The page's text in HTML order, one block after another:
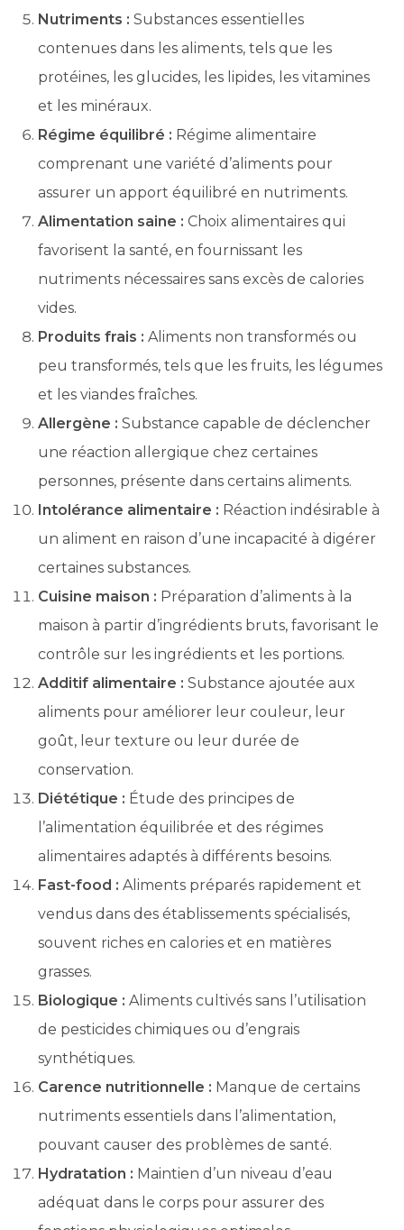
Nutriments : Substances essentielles
contenues dans les aliments, tels que les
protéines, les glucides, les lipides, les vitamines
et les minéraux.
Régime équilibré : Régime alimentaire
comprenant une variété d’aliments pour
assurer un apport équilibré en nutriments.
Alimentation saine : Choix alimentaires qui
favorisent la santé, en fournissant les
nutriments nécessaires sans excès de calories
vides.
Produits frais : Aliments non transformés ou
peu transformés, tels que les fruits, les légumes
et les viandes fraîches.
Allergène : Substance capable de déclencher
une réaction allergique chez certaines
personnes, présente dans certains aliments.
Intolérance alimentaire : Réaction indésirable à
un aliment en raison d’une incapacité à digérer
certaines substances.
Cuisine maison : Préparation d’aliments à la
maison à partir d’ingrédients bruts, favorisant le
contrôle sur les ingrédients et les portions.
Additif alimentaire : Substance ajoutée aux
aliments pour améliorer leur couleur, leur
goût, leur texture ou leur durée de
conservation.
Diététique : Étude des principes de
l’alimentation équilibrée et des régimes
alimentaires adaptés à différents besoins.
Fast-food : Aliments préparés rapidement et
vendus dans des établissements spécialisés,
souvent riches en calories et en matières
grasses.
Biologique : Aliments cultivés sans l’utilisation
de pesticides chimiques ou d’engrais
synthétiques.
Carence nutritionnelle : Manque de certains
nutriments essentiels dans l’alimentation,
pouvant causer des problèmes de santé.
Hydratation : Maintien d’un niveau d’eau
adéquat dans le corps pour assurer des